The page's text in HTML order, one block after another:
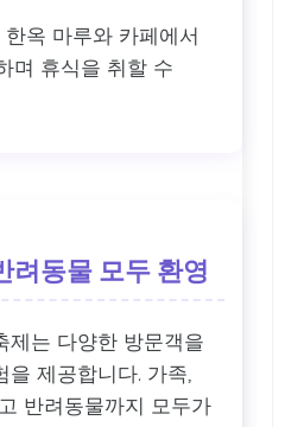
한옥 마루와 카페에서
며 휴식을 취할 수
려동물 모두 환영
제는 다양한 방문객을
제공합니다. 가족,
반려동물까지 모두가